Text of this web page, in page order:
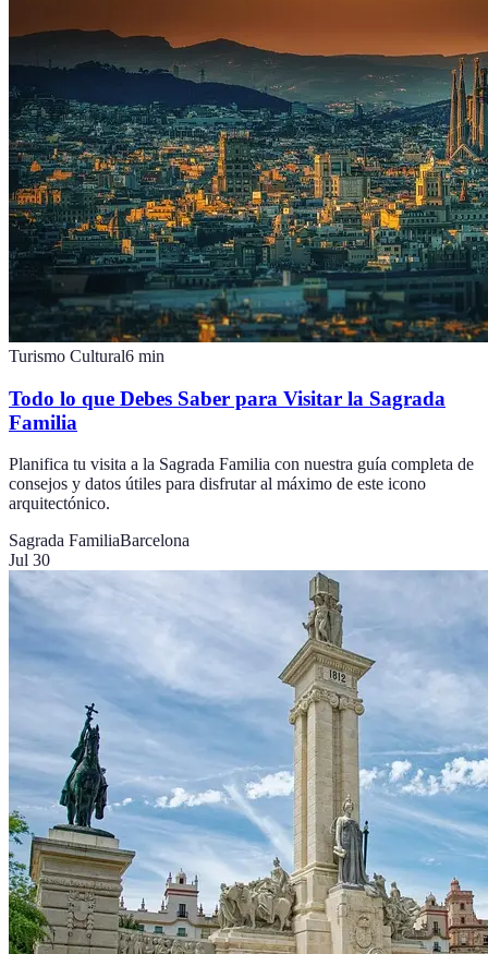
Turismo Cultural6 min
Todo lo que Debes Saber para Visitar la Sagrada
Familia
Planifica tu visita a la Sagrada Familia con nuestra guía completa de
consejos y datos útiles para disfrutar al máximo de este icono
arquitectónico.
Sagrada FamiliaBarcelona
Jul 30